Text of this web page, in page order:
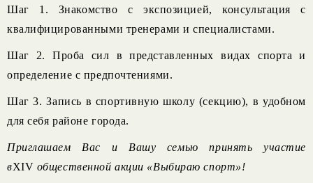
Шаг 1. Знакомство с экспозицией, консультация с
квалифицированными тренерами и специалистами.
Шаг 2. Проба сил в представленных видах спорта и
определение с предпочтениями.
Шаг 3. Запись в спортивную школу (секцию), в удобном
для себя районе города.
Приглашаем Вас и Вашу семью принять участие
вXIV общественной акции «Выбираю спорт»!